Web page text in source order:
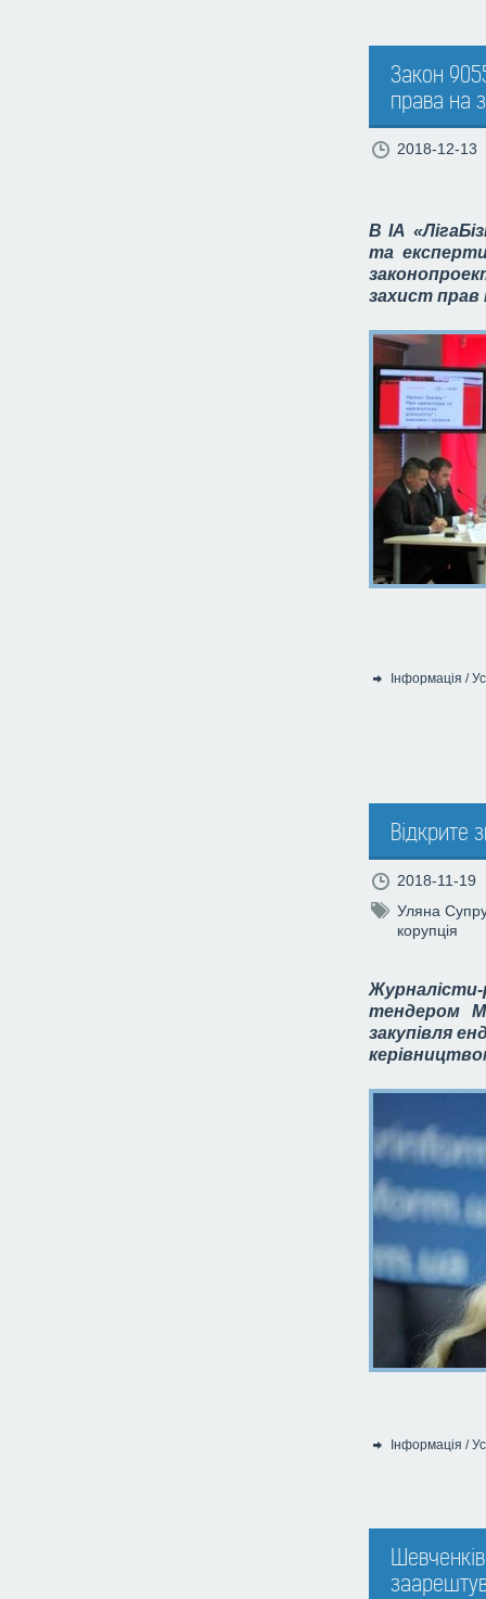
Закон
права на
2018-12-13
В ІА
та
захист прав
Категорія:
Інформація /
Відкрите
2018-11-19
Уляна
корупція
тендером
закупівля
Категорія:
Інформація /